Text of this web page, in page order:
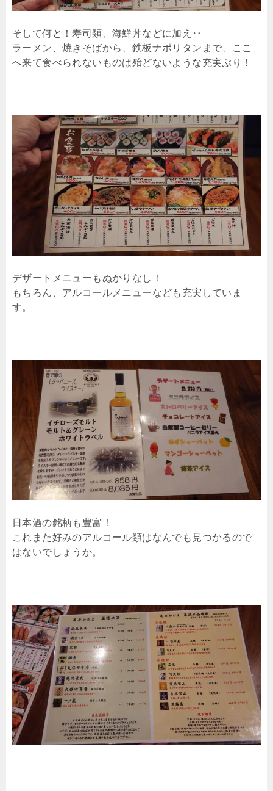
そして何と！寿司類、海鮮丼などに加え‥
ラーメン、焼きそばから、鉄板ナポリタンまで、ここ
へ来て食べられないものは殆どないような充実ぶり！
デザートメニューもぬかりなし！
もちろん、アルコールメニューなども充実していま
す。
日本酒の銘柄も豊富！
これまた好みのアルコール類はなんでも見つかるので
はないでしょうか。